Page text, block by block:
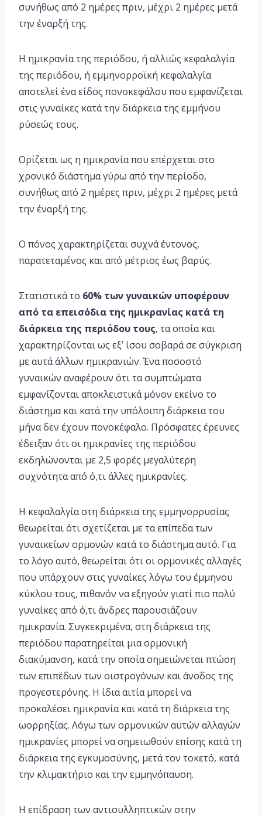
συνήθως από 2 ημέρες πριν, μέχρι 2 ημέρες μετά
την έναρξή της.
Η ημικρανία της περιόδου, ή αλλιώς κεφαλαλγία
της περιόδου, ή εμμηνορροϊκή κεφαλαλγία
αποτελεί ένα είδος πονοκεφάλου που εμφανίζεται
στις γυναίκες κατά την διάρκεια της εμμήνου
ρύσεώς τους.
Ορίζεται ως η ημικρανία που επέρχεται στο
χρονικό διάστημα γύρω από την περίοδο,
συνήθως από 2 ημέρες πριν, μέχρι 2 ημέρες μετά
την έναρξή της.
Ο πόνος χαρακτηρίζεται συχνά έντονος,
παρατεταμένος και από μέτριος έως βαρύς.
Στατιστικά το 60% των γυναικών υποφέρουν
από τα επεισόδια της ημικρανίας κατά τη
διάρκεια της περιόδου τους, τα οποία και
χαρακτηρίζονται ως εξ’ ίσου σοβαρά σε σύγκριση
με αυτά άλλων ημικρανιών. Ένα ποσοστό
γυναικών αναφέρουν ότι τα συμπτώματα
εμφανίζονται αποκλειστικά μόνον εκείνο το
διάστημα και κατά την υπόλοιπη διάρκεια του
μήνα δεν έχουν πονοκέφαλο. Πρόσφατες έρευνες
έδειξαν ότι οι ημικρανίες της περιόδου
εκδηλώνονται με 2,5 φορές μεγαλύτερη
συχνότητα από ό,τι άλλες ημικρανίες.
Η κεφαλαλγία στη διάρκεια της εμμηνορρυσίας
θεωρείται ότι σχετίζεται με τα επίπεδα των
γυναικείων ορμονών κατά το διάστημα αυτό. Για
το λόγο αυτό, θεωρείται ότι οι ορμονικές αλλαγές
που υπάρχουν στις γυναίκες λόγω του έμμηνου
κύκλου τους, πιθανόν να εξηγούν γιατί πιο πολύ
γυναίκες από ό,τι άνδρες παρουσιάζουν
ημικρανία. Συγκεκριμένα, στη διάρκεια της
περιόδου παρατηρείται μια ορμονική
διακύμανση, κατά την οποία σημειώνεται πτώση
των επιπέδων των οιστρογόνων και άνοδος της
προγεστερόνης. Η ίδια αιτία μπορεί να
προκαλέσει ημικρανία και κατά τη διάρκεια της
ωορρηξίας. Λόγω των ορμονικών αυτών αλλαγών
ημικρανίες μπορεί να σημειωθούν επίσης κατά τη
διάρκεια της εγκυμοσύνης, μετά τον τοκετό, κατά
την κλιμακτήριο και την εμμηνόπαυση.
Η επίδραση των αντισυλληπτικών στην